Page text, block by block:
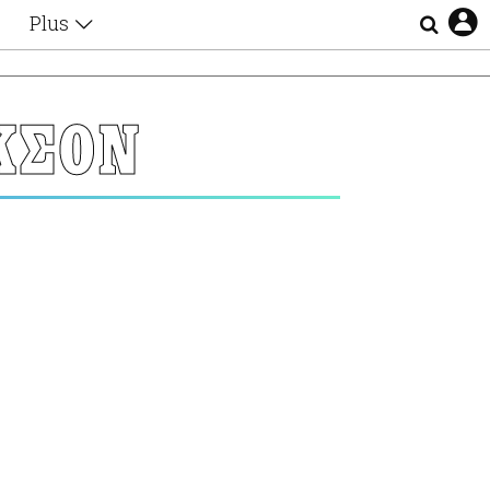
Plus
Αφιερώματα
Ζώδια